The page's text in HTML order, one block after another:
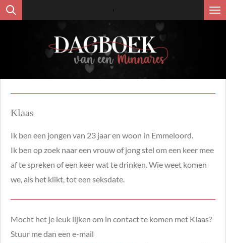
Ga
Klaas
Ik ben een jongen van 23 jaar en woon in Emmeloord.
Ik ben op zoek naar een vrouw of jong stel om een keer mee
af te spreken of een keerwat te drinken. Wie weet komen
we, als het klikt, tot een seksdate.
Mocht het je leuk lijken om in contact te komen met Klaas?
Stuur me dan een e-mail